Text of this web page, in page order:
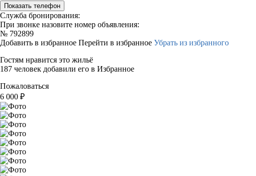
Показать телефон
Служба бронирования:
При звонке назовите номер объявления:
№ 792899
Добавить в избранное Перейти в избранное Убрать из избранного
Гостям нравится это жильё
187 человек добавили его в Избранное
Пожаловаться
6 000 ₽